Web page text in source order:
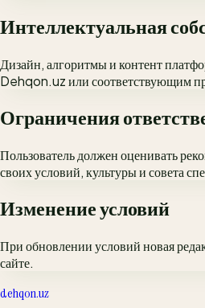
Интеллектуальная
Дизайн, алгоритмы и контент
Dehqon.uz или соответствующим
Ограничения
Пользователь должен оценивать
своих условий, культуры и совета
Изменение условий
При обновлении условий новая
сайте.
dehqon.uz